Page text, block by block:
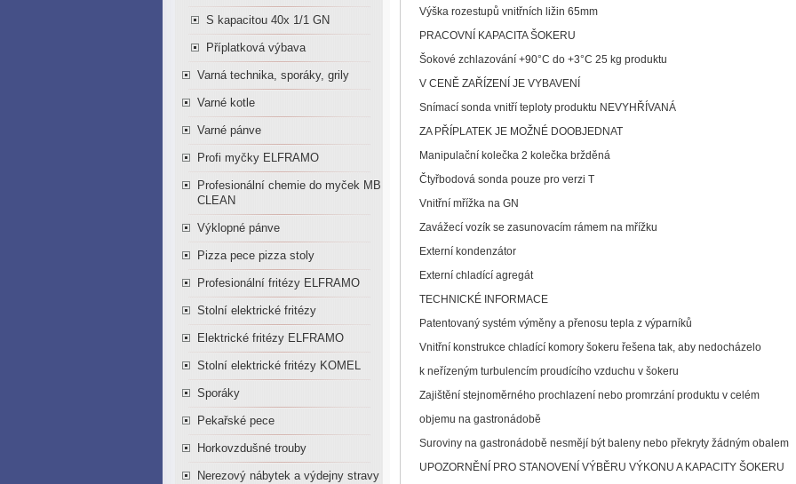
S kapacitou 40x 1/1 GN
Příplatková výbava
Varná technika, sporáky, grily
Varné kotle
Varné pánve
Profi myčky ELFRAMO
Profesionální chemie do myček MB
CLEAN
Výklopné pánve
Pizza pece pizza stoly
Profesionální fritézy ELFRAMO
Stolní elektrické fritézy
Elektrické fritézy ELFRAMO
Stolní elektrické fritézy KOMEL
Sporáky
Pekařské pece
Horkovzdušné trouby
Nerezový nábytek a výdejny stravy
Výška rozestupů vnitřních ližin 65mm
PRACOVNÍ KAPACITA ŠOKERU
Šokové zchlazování +90°C do +3°C 25 kg produktu
V CENĚ ZAŘÍZENÍ JE VYBAVENÍ
Snímací sonda vnitří teploty produktu NEVYHŘÍVANÁ
ZA PŘÍPLATEK JE MOŽNÉ DOOBJEDNAT
Manipulační kolečka 2 kolečka bržděná
Čtyřbodová sonda pouze pro verzi T
Vnitřní mřížka na GN
Zavážecí vozík se zasunovacím rámem na mřížku
Externí kondenzátor
Externí chladící agregát
TECHNICKÉ INFORMACE
Patentovaný systém výměny a přenosu tepla z výparníků
Vnitřní konstrukce chladící komory šokeru řešena tak, aby nedocházelo
k neřízeným turbulencím proudícího vzduchu v šokeru
Zajištění stejnoměrného prochlazení nebo promrzání produktu v celém
objemu na gastronádobě
Suroviny na gastronádobě nesmějí být baleny nebo překryty žádným obalem
UPOZORNĚNÍ PRO STANOVENÍ VÝBĚRU VÝKONU A KAPACITY ŠOKERU